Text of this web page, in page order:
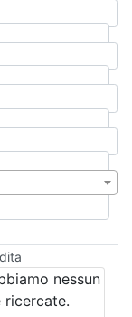
nessun
ricercate.